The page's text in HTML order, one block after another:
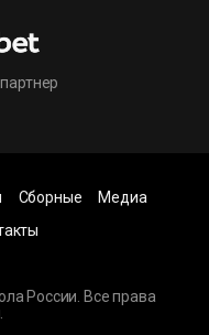
России. Все права
Сборные
Медиа